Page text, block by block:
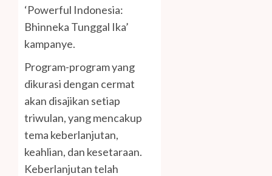
‘Powerful Indonesia:
Bhinneka Tunggal Ika’
kampanye.
Program-program yang
dikurasi dengan cermat
akan disajikan setiap
triwulan, yang mencakup
tema keberlanjutan,
keahlian, dan kesetaraan.
Keberlanjutan telah